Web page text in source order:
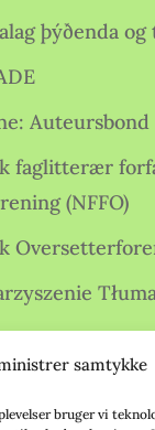
samtykke
bruger vi
þýðenda og
Auteursbond
faglitterær
(NFFO)
Translators